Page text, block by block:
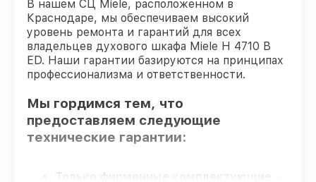
В нашем СЦ Miele, расположенном в
Краснодаре, мы обеспечиваем высокий
уровень ремонта и гарантий для всех
владельцев духового шкафа Miele H 4710 B
ED. Наши гарантии базируются на принципах
профессионализма и ответственности.
Мы гордимся тем, что
предоставляем следующие
технические гарантии:
Только фирменные комплектующие